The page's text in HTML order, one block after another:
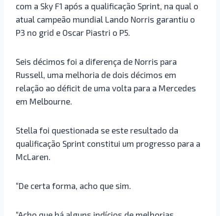
com a Sky F1 após a qualificação Sprint, na qual o
atual campeão mundial Lando Norris garantiu o
P3 no grid e Oscar Piastri o P5.
Seis décimos foi a diferença de Norris para
Russell, uma melhoria de dois décimos em
relação ao déficit de uma volta para a Mercedes
em Melbourne.
Stella foi questionada se este resultado da
qualificação Sprint constitui um progresso para a
McLaren.
“De certa forma, acho que sim.